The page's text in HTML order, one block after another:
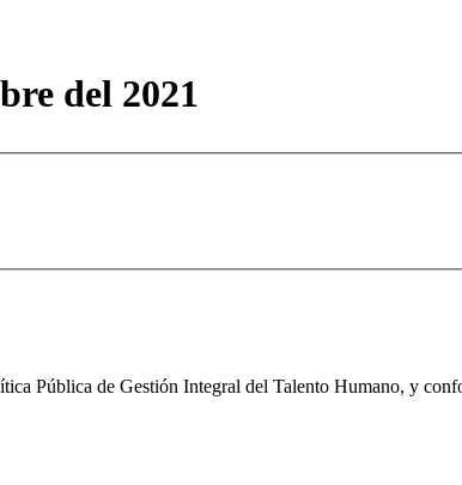
del 2021
Pública de Gestión Integral del Talento Humano, y